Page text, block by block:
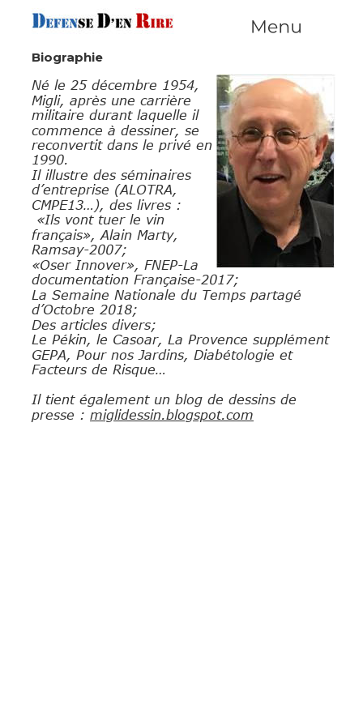
Biographie
Né le 25 décembre 1954,
Migli, après une carrière
militaire durant laquelle il
commence à dessiner, se
reconvertit dans le privé en
1990.
Il illustre des séminaires
d’entreprise (ALOTRA,
CMPE13…), des livres :
«Ils vont tuer le vin
français», Alain Marty,
Ramsay-2007;
«Oser Innover», FNEP-La
documentation Française-2017;
La Semaine Nationale du Temps partagé
d’Octobre 2018;
Des articles divers;
Le Pékin, le Casoar, La Provence supplément
GEPA, Pour nos Jardins, Diabétologie et
Facteurs de Risque…
Il tient également un blog de dessins de
presse : miglidessin.blogspot.com